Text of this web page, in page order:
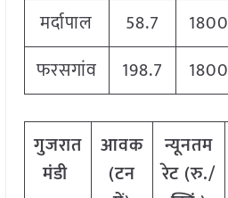
मर्दापाल
58.7 1800
फरसगांव
198.7 1800
गुजरात
मंडी
आवक
(टन
न्यूनतम
रेट (रु./